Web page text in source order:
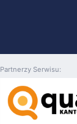
Partnerzy Serwisu: